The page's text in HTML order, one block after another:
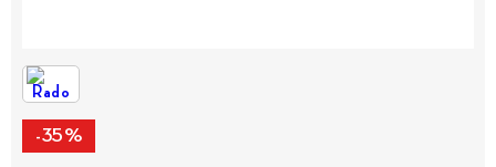
-35%